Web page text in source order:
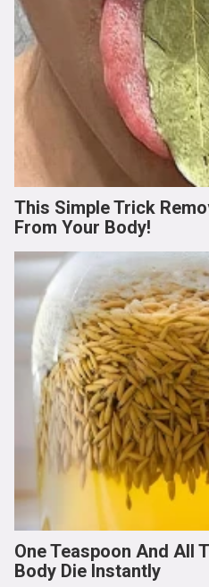
This Simple Trick
From Your Body!
One Teaspoon And All
Body Die Instantly